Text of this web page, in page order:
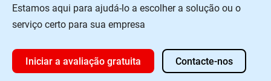
Estamos aqui para ajudá-lo a escolher a solução ou o
serviço certo para sua empresa
Iniciar a avaliação gratuita Contacte-nos